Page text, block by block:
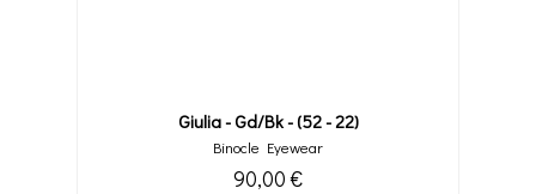
Giulia - Gd/bk - (52 - 22)
Binocle Eyewear
90,00 €